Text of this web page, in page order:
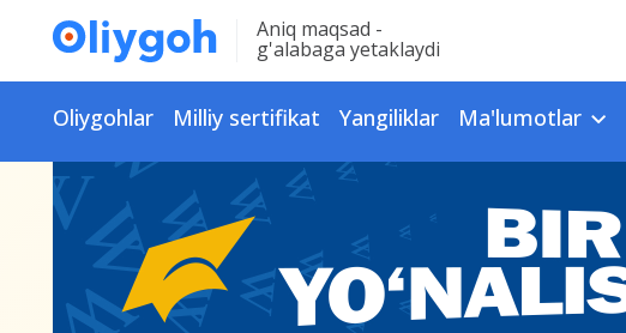
Aniq maqsad -
g'alabaga yetaklaydi
Oliygohlar Milliy sertifikat Yangiliklar Ma'lumotlar